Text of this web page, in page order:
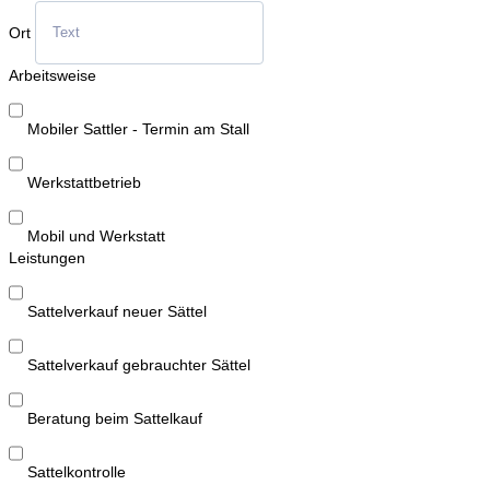
Ort
Arbeitsweise
Mobiler Sattler - Termin am Stall
Werkstattbetrieb
Mobil und Werkstatt
Leistungen
Sattelverkauf neuer Sättel
Sattelverkauf gebrauchter Sättel
Beratung beim Sattelkauf
Sattelkontrolle